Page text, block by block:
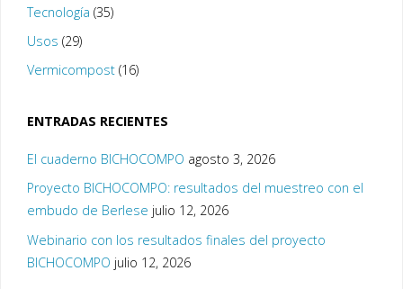
Tecnología (35)
Usos (29)
Vermicompost(16)
ENTRADAS RECIENTES
El cuaderno BICHOCOMPO agosto 3, 2026
Proyecto BICHOCOMPO: resultados del muestreo con el
embudo de Berlese julio 12, 2026
Webinario con los resultados finales del proyecto
BICHOCOMPO julio 12, 2026